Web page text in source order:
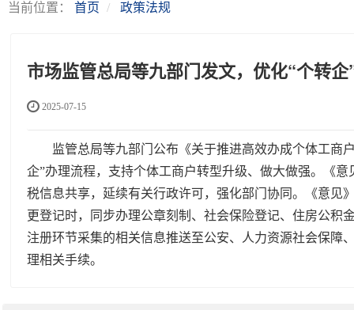
当前位置： 首页 政策法规
市场监管总局等九部门发文，优化“个转
2025-07-15
监管总局等九部门公布《关于推进高效办成个体工商户
企”办理流程，支持个体工商户转型升级、做大做强。《
税信息共享，延续有关行政许可，强化部门协同。《意见
更登记时，同步办理公章刻制、社会保险登记、住房公积
注册环节采集的相关信息推送至公安、人力资源社会保障
理相关手续。